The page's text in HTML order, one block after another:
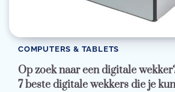
COMPUTERS & TABLETS
Op zoek naar een digitale
7 beste digitale wekkers die je